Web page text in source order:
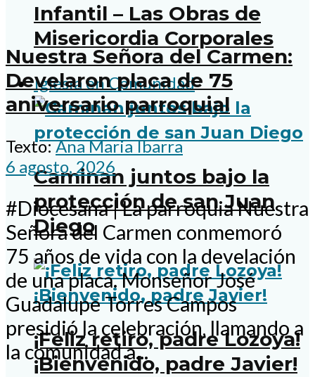
Infantil – Las Obras de
Misericordia Corporales
Iglesia en Comunidad
Caminan juntos bajo la
protección de san Juan
Diego
¡Feliz retiro, padre Lozoya!
¡Bienvenido, padre Javier!
Nuestra Señora del Carmen:
Develaron placa de 75
aniversario parroquial
Texto:Ana Maria Ibarra
6 agosto, 2026
#Diocesana | La parroquia Nuestra
Señora del Carmen conmemoró
75 años de vida con la develación
de una placa. Monseñor José
Guadalupe Torres Campos
presidió la celebración, llamando a
la comunidad a...